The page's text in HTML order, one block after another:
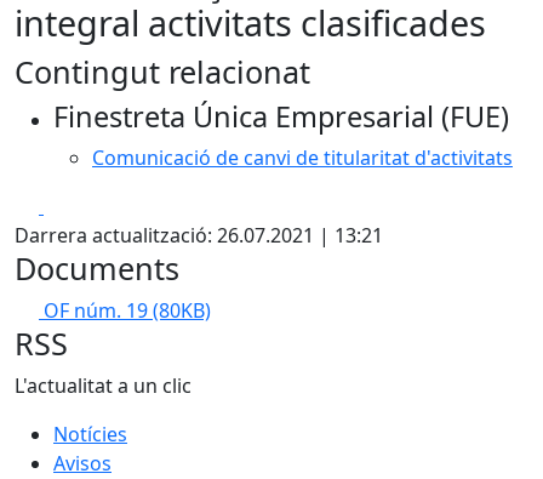
integral activitats clasificades
Contingut relacionat
Finestreta Única Empresarial (FUE)
Comunicació de canvi de titularitat d'activitats
Darrera actualització: 26.07.2021 | 13:21
Documents
OF núm. 19(80KB)
RSS
L'actualitat a un clic
Notícies
Avisos